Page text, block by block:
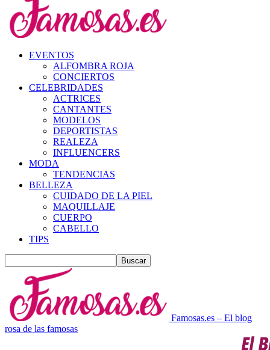
EVENTOS
ALFOMBRA ROJA
CONCIERTOS
CELEBRIDADES
ACTRICES
CANTANTES
MODELOS
DEPORTISTAS
REALEZA
INFLUENCERS
MODA
TENDENCIAS
BELLEZA
CUIDADO DE LA PIEL
MAQUILLAJE
CUERPO
CABELLO
TIPS
Famosas.es – El blog
rosa de las famosas